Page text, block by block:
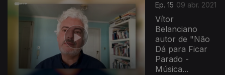
Ep. 15 09 abr. 2021
Vítor
Belanciano
autor de "Não
Dá para Ficar
Parado -
Música...